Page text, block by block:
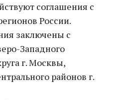
соглашения с
России.
заключены с
Западного
г. Москвы,
районов г.